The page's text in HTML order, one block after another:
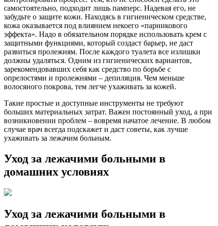
самостоятельно, подходит лишь памперс. Надевая его, не
забудьте о защите кожи. Находясь в гигиеническом средстве,
кожа оказывается под влиянием некоего «парникового
эффекта». Надо в обязательном порядке использовать крем с
защитными функциями, который создаст барьер, не даст
развиться пролежням. После каждого туалета все излишки
должны удаляться. Одним из гигиенических вариантов,
зарекомендовавших себя как средство по борьбе с
опрелостями и пролежнями – депиляция. Чем меньше
волосяного покрова, тем легче ухаживать за кожей.
Такие простые и доступные инструменты не требуют
больших материальных затрат. Важен постоянный уход, а при
возникновении проблем – вовремя начатое лечение. В любом
случае врач всегда подскажет и даст советы, как лучше
ухаживать за лежачим больным.
Уход за лежачими больными в
домашних условиях
Уход за лежачими больными в